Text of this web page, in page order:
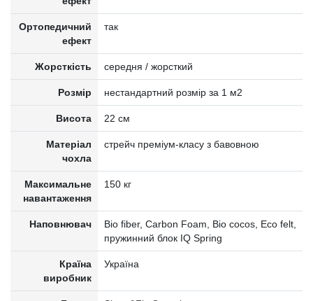
Ортопедичний
ефект
так
Жорсткість середня / жорсткий
Розмір нестандартний розмір за 1 м2
Висота 22 см
Матеріал
чохла
стрейч преміум-класу з бавовною
Максимальне
навантаження
150 кг
Наповнювач
Bio fiber, Carbon Foam, Bio cocos, Eco felt,
пружинний блок IQ Spring
Країна
виробник
Україна